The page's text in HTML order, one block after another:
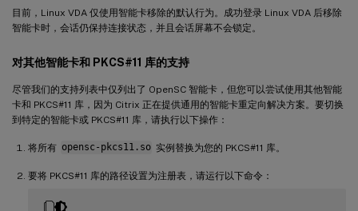
目前，Linux VDA 仅使用智能卡移除的默认行为。成功登录 Linux VDA 后移除
智能卡时，会话仍保持连接状态，并且会话屏幕不会锁定。
对其他智能卡和 PKCS#11 库的支持
尽管我们的支持列表中仅列出了 OpenSC 智能卡，但您可以尝试使用其他智能
卡和 PKCS#11 库，因为 Citrix 正在提供通用的智能卡重定向解决方案。要切换
到特定的智能卡或 PKCS#11 库，请执行以下操作：
将所有 opensc-pkcs11.so 实例替换为您的 PKCS#11 库。
要将 PKCS#11 库的路径设置为注册表，请运行以下命令：